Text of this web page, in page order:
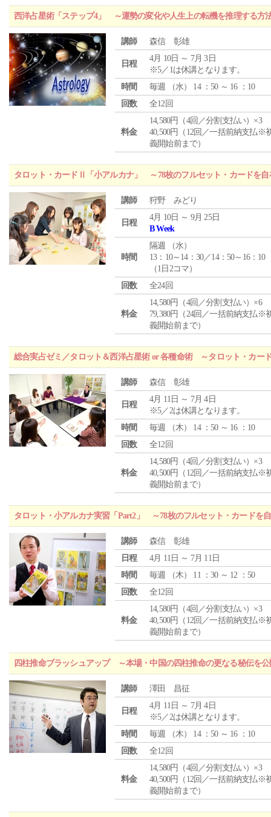
西洋占星術「ステップ4」 ～運勢の変化や人生上の転機を推理する方
講師 森信 彰雄
日程
4月 10日 ～ 7月 3日
※5／1は休講となります。
時間
毎週 （水） 14 ：50 ～ 16 ：10
回数
全12回
料金
14,580円（4回／分割支払い）×3
40,500円（12回／一括前納支払※
義開始前まで）
タロット・カードⅡ「小アルカナ」 ～78枚のフルセット・カードを自
講師 狩野 みどり
日程
4月 10日 ～ 9月 25日
B Week
時間
隔週 （水）
13：10～14：30／14：50～16：10
（1日2コマ）
回数
全24回
料金
14,580円（4回／分割支払い）×6
79,380円（24回／一括前納支払※
義開始前まで）
総合実占ゼミ／タロット＆西洋占星術 or 各種命術 ～タロット・カー
講師 森信 彰雄
日程
4月 11日 ～ 7月 4日
※5／2は休講となります。
時間
毎週 （木） 14 ：50 ～ 16 ：10
回数
全12回
料金
14,580円（4回／分割支払い）×3
40,500円（12回／一括前納支払※
義開始前まで）
タロット・小アルカナ実習「Part2」 ～78枚のフルセット・カードを
講師
森信 彰雄
日程
4月 11日 ～ 7月 11日
時間
毎週 （木） 11 ：30 ～ 12 ：50
回数
全12回
料金
14,580円（4回／分割支払い）×3
40,500円（12回／一括前納支払※
義開始前まで）
四柱推命ブラッシュアップ ～本場・中国の四柱推命の更なる秘伝を
講師 澤田 昌征
日程
4月 11日 ～ 7月 4日
※5／2は休講となります。
時間
毎週 （木） 14 ：50 ～ 16 ：10
回数
全12回
料金
14,580円（4回／分割支払い）×3
40,500円（12回／一括前納支払※
義開始前まで）